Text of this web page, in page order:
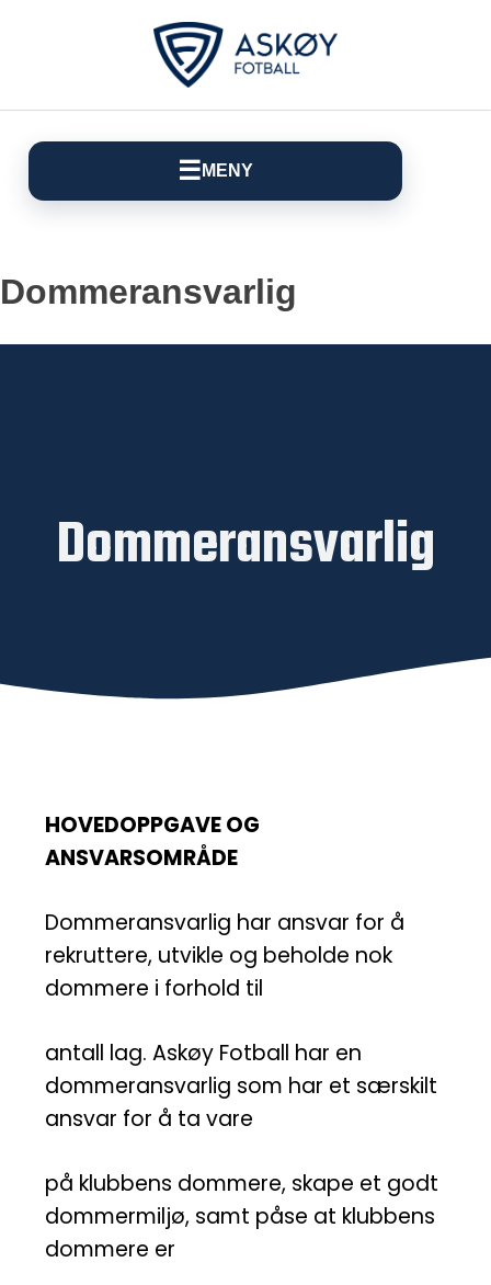
☰ MENY
Dommeransvarlig
Dommeransvarlig
HOVEDOPPGAVE OG
ANSVARSOMRÅDE
Dommeransvarlig har ansvar for å
rekruttere, utvikle og beholde nok
dommere i forhold til
antall lag. Askøy Fotball har en
dommeransvarlig som har et særskilt
ansvar for å ta vare
på klubbens dommere, skape et godt
dommermiljø, samt påse at klubbens
dommere er